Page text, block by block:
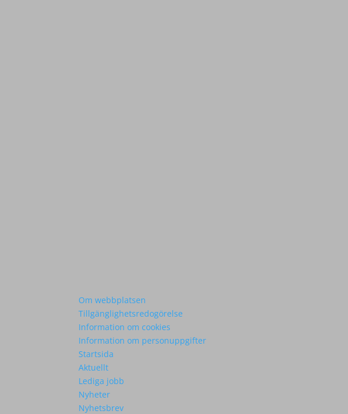
Om webbplatsen
Tillgänglighetsredogörelse
Information om cookies
Information om personuppgifter
Startsida
Aktuellt
Lediga jobb
Nyheter
Nyhetsbrev